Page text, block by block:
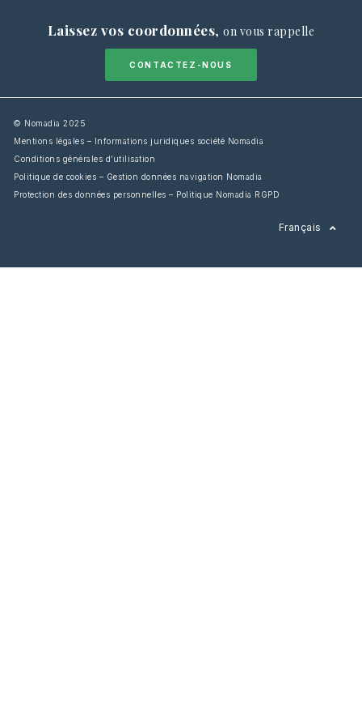
Laissez vos coordonnées,on vous rappelle
CONTACTEZ-NOUS
© Nomadia 2025
Mentions légales – Informations juridiques société Nomadia
Conditions générales d’utilisation
Politique de cookies – Gestion données navigation Nomadia
Protection des données personnelles – Politique Nomadia RGPD
Français
English